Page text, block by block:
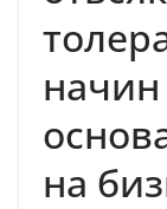
на